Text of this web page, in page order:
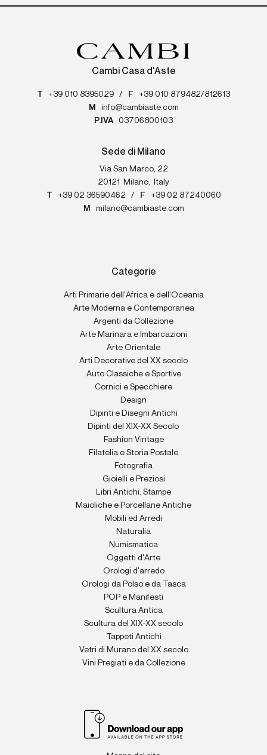
Cambi Casa d'Aste
T +39 010 8395029 / F
+39 010 879482/812613
M
info@cambiaste.com
P.IVA
03706800103
Sede di Milano
Via San Marco, 22
20121
Milano,
Italy
T
+39 02 36590462 / F
+39 02 87240060
M
milano@cambiaste.com
Categorie
Arti Primarie dell'Africa e dell'Oceania
Arte Moderna e Contemporanea
Argenti da Collezione
Arte Marinara e Imbarcazioni
Arte Orientale
Arti Decorative del XX secolo
Auto Classiche e Sportive
Cornici e Specchiere
Design
Dipinti e Disegni Antichi
Dipinti del XIX-XX Secolo
Fashion Vintage
Filatelia e Storia Postale
Fotografia
Gioielli e Preziosi
Libri Antichi, Stampe
Maioliche e Porcellane Antiche
Mobili ed Arredi
Naturalia
Numismatica
Oggetti d'Arte
Orologi d'arredo
Orologi da Polso e da Tasca
POP e Manifesti
Scultura Antica
Scultura del XIX-XX secolo
Tappeti Antichi
Vetri di Murano del XX secolo
Vini Pregiati e da Collezione